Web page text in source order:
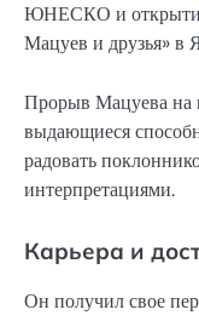
ЮНЕСКО и открытие
Мацуев и друзья» в
Прорыв Мацуева на
выдающиеся
радовать
интерпретациями.
Карьера и
Он получил свое